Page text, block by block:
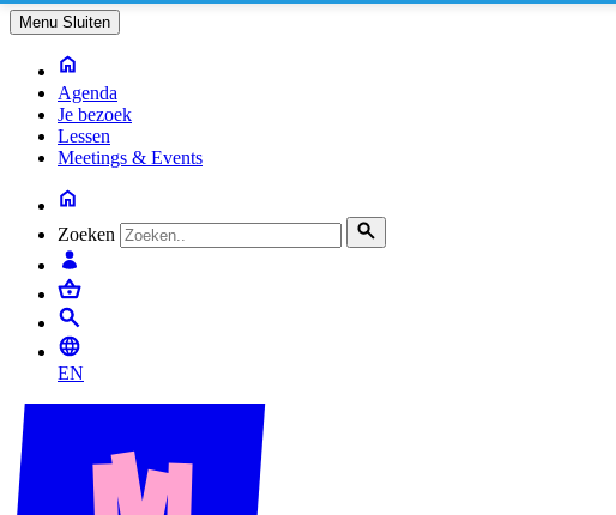
Menu Sluiten
Agenda
Je bezoek
Lessen
Meetings & Events
Zoeken
EN